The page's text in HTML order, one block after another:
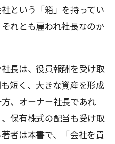
という「箱」を持ってい
れとも雇われ社長なのか
長は、役員報酬を受け取
短く、大きな資産を形成
、オーナー社長であれ
保有株式の配当も受け取
者は本書で、「会社を買